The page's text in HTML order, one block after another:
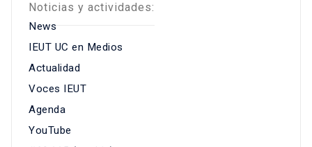
Noticias y actividades:
News
IEUT UC en Medios
Actualidad
Voces IEUT
Agenda
YouTube